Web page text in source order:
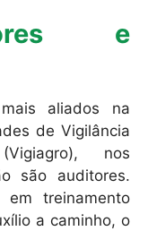
e
aliados na
de Vigilância
nos
são auditores.
treinamento
a caminho, o